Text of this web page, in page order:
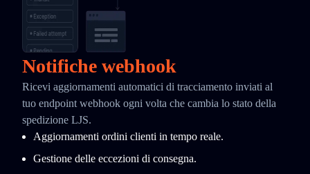
Notifiche webhook
Ricevi aggiornamenti automatici di tracciamento inviati al
tuo endpoint webhook ogni volta che cambia lo stato della
spedizione LJS.
Aggiornamenti ordini clienti in tempo reale.
Gestione delle eccezioni di consegna.